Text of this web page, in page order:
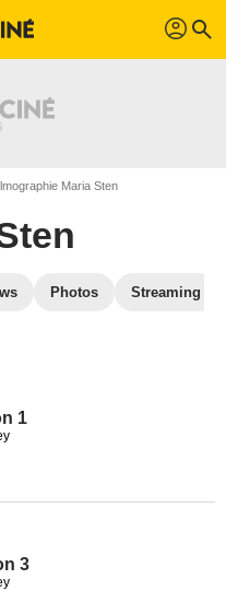
profil search
Maria Sten
Photos Streaming
1
3